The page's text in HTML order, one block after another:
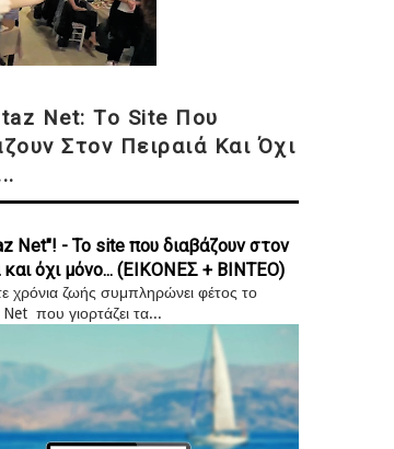
Net: Το Site Που
Στον Πειραιά Και Όχι
Net"! - Το site που διαβάζουν στον
και όχι μόνο... (ΕΙΚΟΝΕΣ + ΒΙΝΤΕΟ)
χρόνια ζωής συμπληρώνει φέτος το
που γιορτάζει τα...